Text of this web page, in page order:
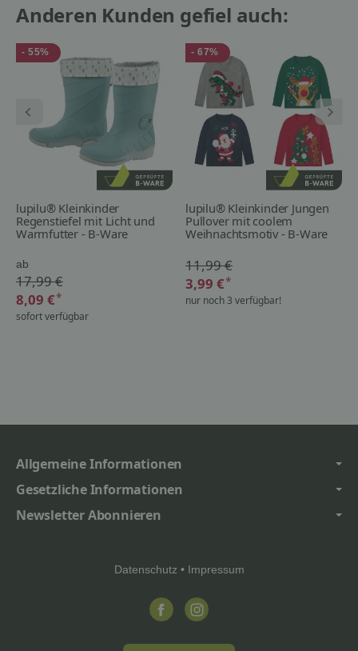
Anderen Kunden gefiel auch:
- 55%
lupilu® Kleinkinder
Regenstiefel mit Licht und
Warmfutter - B-Ware
ab
17,99 €
8,09 €*
sofort verfügbar
- 67%
lupilu® Kleinkinder Jungen
Pullover mit coolem
Weihnachtsmotiv - B-Ware
11,99 €
3,99 €*
nur noch 3 verfügbar!
Allgemeine Informationen
Gesetzliche Informationen
Newsletter Abonnieren
Datenschutz • Impressum